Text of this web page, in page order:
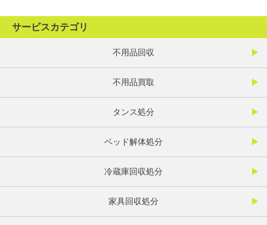
サービスカテゴリ
不用品回収
不用品買取
タンス処分
ベッド解体処分
冷蔵庫回収処分
家具回収処分